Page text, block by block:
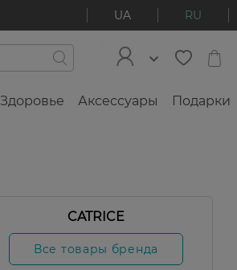
UA RU
Здоровье Аксессуары Подарки
CATRICE
Все товары бренда